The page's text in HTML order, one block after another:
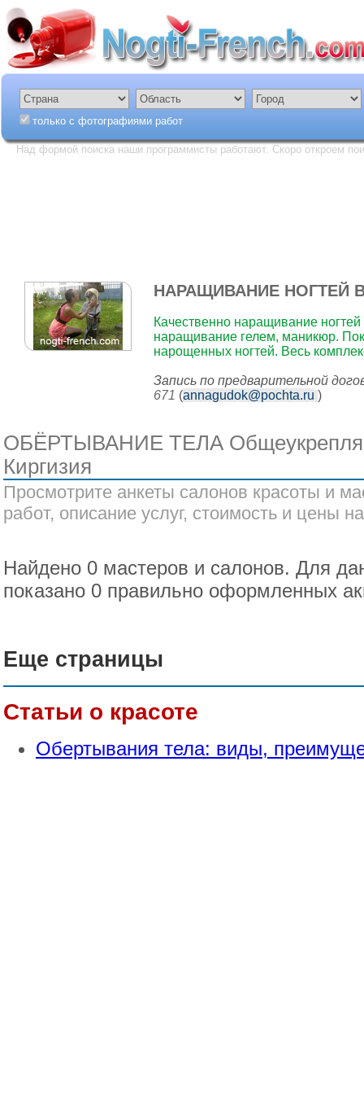
только с фотографиями работ
Над формой поиска наши программисты работают. Скоро откроем
НАРАЩИВАНИЕ НОГТЕЙ
Качественно наращивание
наращивание гелем, маникюр.
нарощенных ногтей. Весь
Запись по предварительной
671 (annagudok@pochta.ru )
ОБЁРТЫВАНИЕ ТЕЛА
Киргизия
Просмотрите анкеты салонов красоты и
работ, описание услуг, стоимость и цены
Найдено 0 мастеров и салонов. Для
показано 0 правильно оформленных
Еще страницы
Статьи о красоте
Обертывания тела: виды,